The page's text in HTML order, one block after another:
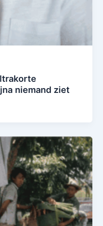
niemand ziet